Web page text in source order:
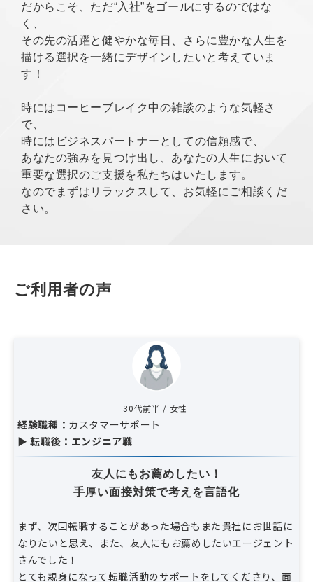
だからこそ、ただ“入社”をゴールにするのではな
く、
その先の活躍と健やかな毎日、さらに豊かな人生を
描ける選択を一緒にデザインしたいと考えていま
す！
時にはコーヒーブレイク中の雑談のような気軽さ
で、
時にはビジネスパートナーとしての信頼感で、
あなたの強みを見つけ出し、あなたの人生において
重要な選択のご支援を私たちはいたします。
なのでまずはリラックスして、お気軽にご相談くだ
さい。
ご利用者の声
30代前半 / 女性
経験職種： カスタマーサポート
▶ 転職後：エンジニア職
友人にもお薦めしたい！
手厚い面接対策で考えを言語化
まず、次回転職することがあった場合もまた貴社にお世話に
なりたいと思え、また、友人にもお薦めしたいエージェント
さんでした！
とても親身になって転職活動のサポートをしてくださり、面